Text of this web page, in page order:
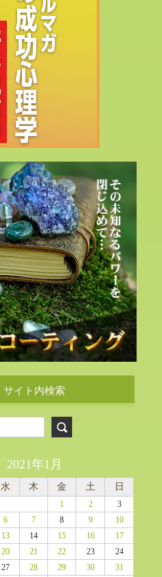
サイト内検索
2021年1月
水 木 金 土 日
1 2
3
6 7 8 9
10
13 14 15 16
17
20 21 22 23
24
27 28 29 30 31